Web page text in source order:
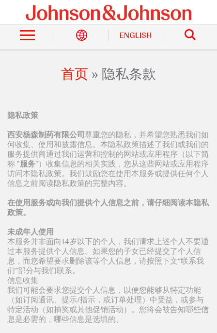
到
内
ENGLISH
站
屑
首页 隐私条款
隐私政策
西安杨森制药有限公司尊重您的隐私，并希望您熟悉我们如
何收集、使用和披露信息。本隐私政策描述了我们或我们的
服务提供商通过我们运营和控制的网站或应用程序（以下简
称 "服务"）收集信息的相关实践，您从这些网站或应用程序
访问本隐私政策。我们鼓励您在使用本服务或提供任何个人
信息之前阅读隐私政策的完整内容。
在使用服务或向我们提供个人信息之前，请仔细阅读本隐私
政策。
未成年人使用
本服务并非面向14岁以下的个人，我们请求上述个人不要通
过本服务提供个人信息。如果您的子女已经提交了个人信
息，而您希望要求删除该等个人信息，请按照下文“联系我
们”部分与我们联系。
信息收集
我们可能会要求您提交个人信息，以便您能够从特定功能
（如订阅通讯、提示/指示，或订单处理）中受益，或参与
特定活动（如抽奖或其他促销活动）。您将会被告知哪些信
息是必需的，哪些信息是选填的。